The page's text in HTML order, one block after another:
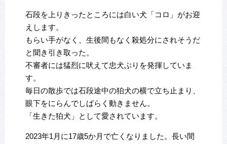
石段を上りきったところには白い犬「コロ」がお迎
えします。
もらい手がなく、生後間もなく殺処分にされそうだ
と聞き引き取った。
不審者には猛烈に吠えて忠犬ぶりを発揮していま
す。
毎日の散歩では石段途中の狛犬の横で立ち止まり、
眼下をにらんでしばらく動きません。
「生きた狛犬」として愛されています。
2023年1月に17歳5か月で亡くなりました。 長い間